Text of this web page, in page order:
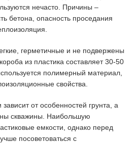
нечасто. Причины –
бетона, опасность проседания
герметичные и не подвержены
из пластика составляет 30-50
полимерный материал,
свойства.
от особенностей грунта, а
скважины. Наибольшую
емкости, однако перед
посоветоваться с